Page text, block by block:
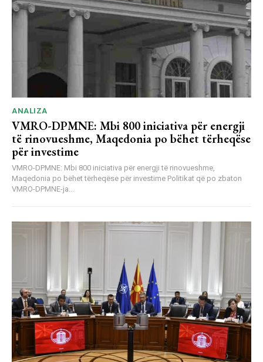
ANALIZA
VMRO-DPMNE: Mbi 800 iniciativa për energji
të rinovueshme, Maqedonia po bëhet tërheqëse
për investime
VMRO-DPMNE: Mbi 800 iniciativa për energji të rinovueshme,
Maqedonia po bëhet tërheqëse për investime Politikat që po zbaton
VMRO-DPMNE-ja...